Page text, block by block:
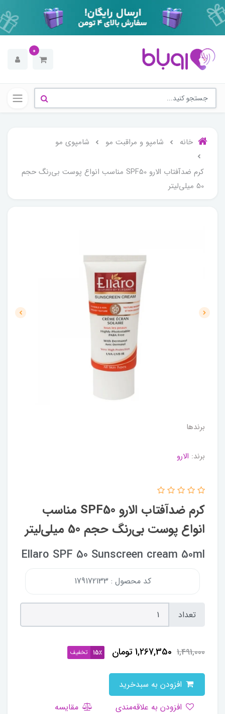
0
خانه شامپو و مراقبت مو شامپوی مو
کرم ضدآفتاب الارو SPF50 مناسب انواع پوست بی‌رنگ حجم
50 میلی‌لیتر
برندها
برند: الارو
کرم ضدآفتاب الارو SPF50 مناسب
انواع پوست بی‌رنگ حجم 50 میلی‌لیتر
Ellaro SPF 50 Sunscreen cream 50ml
کد محصول : 179172133
تعداد
1,491,000
1,267,350تومان 15٪ تخفیف
مقایسه